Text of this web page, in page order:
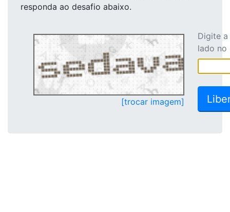
responda ao desafio abaixo.
[trocar imagem]
Digite
lado no